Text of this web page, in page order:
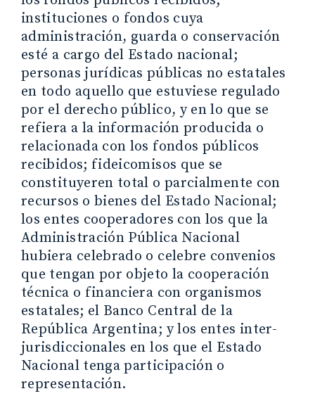
instituciones o fondos cuya
administración, guarda o conservación
esté a cargo del Estado nacional;
personas jurídicas públicas no estatales
en todo aquello que estuviese regulado
por el derecho público, y en lo que se
refiera a la información producida o
relacionada con los fondos públicos
recibidos; fideicomisos que se
constituyeren total o parcialmente con
recursos o bienes del Estado Nacional;
los entes cooperadores con los que la
Administración Pública Nacional
hubiera celebrado o celebre convenios
que tengan por objeto la cooperación
técnica o financiera con organismos
estatales; el Banco Central de la
República Argentina; y los entes inter-
jurisdiccionales en los que el Estado
Nacional tenga participación o
representación.